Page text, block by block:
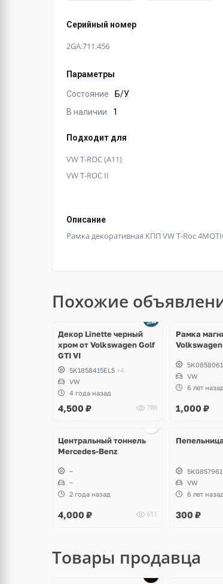
Серийный номер
2GA.711.456
Параметры
Состояние
Б/У
В наличии
1
Подходит для
VW T-ROC (A11)
VW T-ROC II
Описание
Рамка декоративная КПП VW T-Roc
Похожие
Декор Linette черный
хром от Volkswagen Golf
GTI VI
5K1858415EL5 +4
VW
4 года назад
4,500 ₽ 786
Рамка
Volkswagen
VW
6 лет назад
1,000 ₽
Центральный тоннель
Mercedes-Benz
~
~
2 года назад
4,000 ₽ 611
Пепельница
VW
6 лет назад
300 ₽
Товары продавца